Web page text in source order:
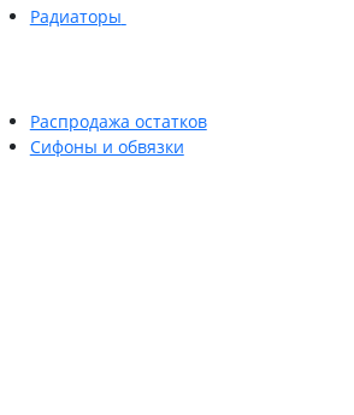
Радиаторы
Распродажа остатков
Сифоны и обвязки